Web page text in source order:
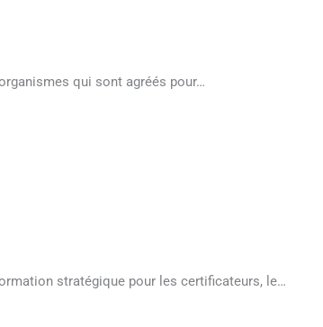
qui sont agréés pour…
stratégique pour les certificateurs, le…